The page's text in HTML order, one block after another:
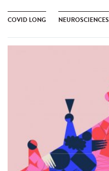
COVID LONG NEUROSCIENCES